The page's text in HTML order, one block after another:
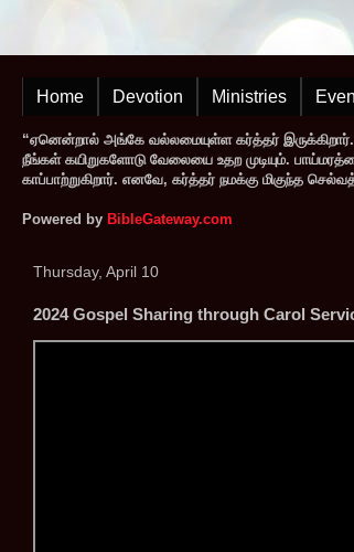
Home Devotion Ministries
“ஏனென்றால் அங்கே வல்லமையுள்ள கர்த்தர்
நீங்கள் கயிறுகளோடு வேலையை உதற முடியும்.
காப்பாற்றுகிறார். எனவே, கர்த்தர் நமக்கு மிகுந்த
Powered by BibleGateway.com
Thursday, April 10
2024 Gospel Sharing through Carol